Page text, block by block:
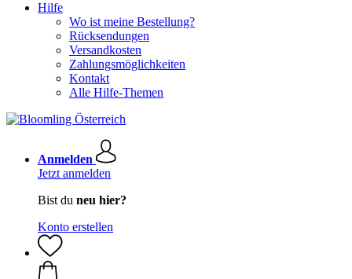
Hilfe
Wo ist meine Bestellung?
Rücksendungen
Versandkosten
Zahlungsmöglichkeiten
Kontakt
Alle Hilfe-Themen
Anmelden
Jetzt anmelden
Bist du neu hier?
Konto erstellen